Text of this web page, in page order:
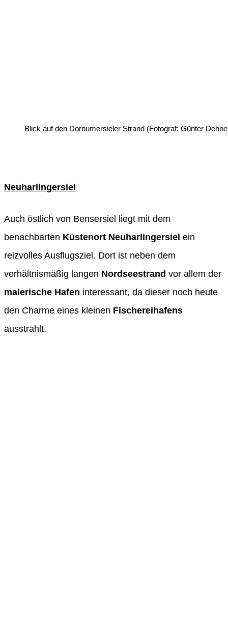
Blick auf den Dornumersieler Strand (Fotograf: Günter
Neuharlingersiel
Auch östlich von Bensersiel liegt mit dem
benachbarten Küstenort Neuharlingersiel ein
reizvolles Ausflugsziel. Dort ist neben dem
verhältnismäßig langen Nordseestrand vor allem der
malerische Hafen interessant, da dieser noch heute
den Charme eines kleinen Fischereihafens
ausstrahlt.